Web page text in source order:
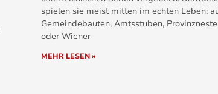
spielen sie meist mitten im echten Leben:
Gemeindebauten, Amtsstuben,
oder Wiener
MEHR LESEN »